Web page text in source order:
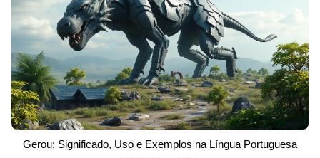
Gerou: Significado, Uso e Exemplos na Língua Portuguesa